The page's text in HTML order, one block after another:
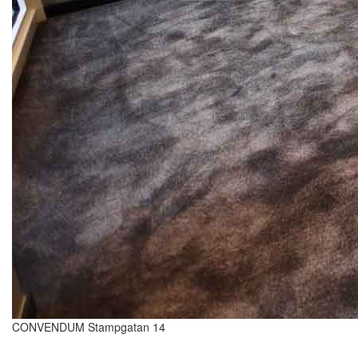
CONVENDUM Stampgatan 14